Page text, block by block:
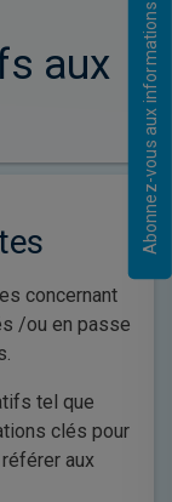
aux
concernant
/ou en passe
tel que
clés pour
aux
Abonnez-vous aux informations